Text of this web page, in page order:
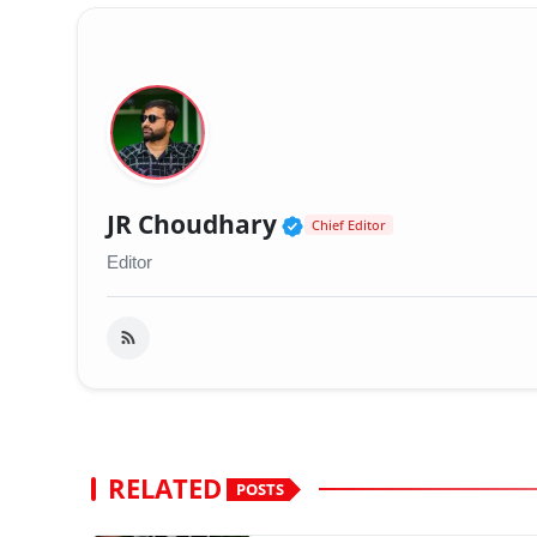
JR Choudhary Verified Public
Chief Editor
Editor
RELATED POSTS